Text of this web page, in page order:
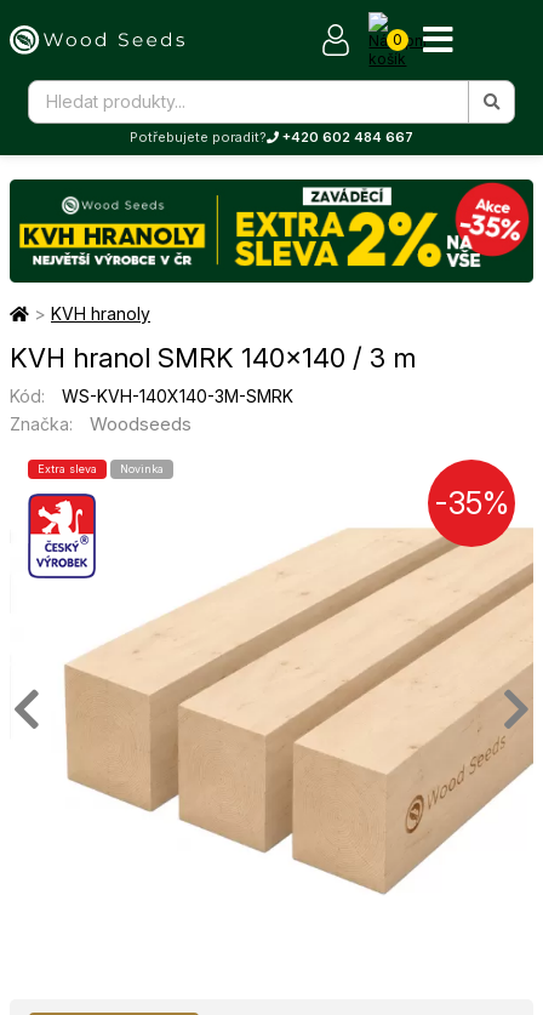
0
Potřebujete poradit? +420 602 484 667
> KVH hranoly
KVH hranol SMRK 140×140 / 3 m
Kód:
WS-KVH-140X140-3M-SMRK
Značka:
Woodseeds
Extra sleva Novinka
-35%